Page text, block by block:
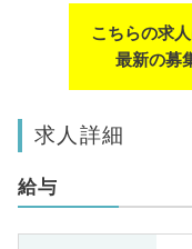
こちらの求
最新の募
求人詳細
給与